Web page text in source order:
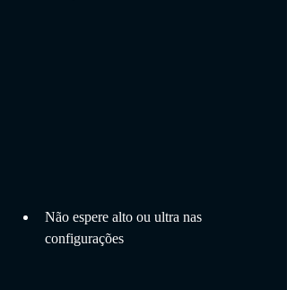
Não espere alto ou ultra nas
configurações